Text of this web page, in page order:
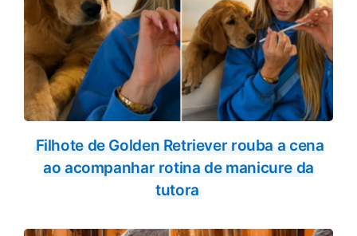
Filhote de Golden Retriever rouba a cena
ao acompanhar rotina de manicure da
tutora